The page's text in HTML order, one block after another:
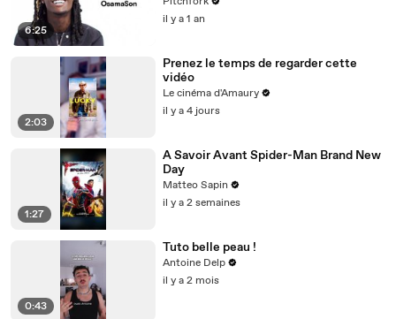
6:25
il y a 1 an
2:03
Prenez le temps de regarder cette
vidéo
Le cinéma d'Amaury
il y a 4 jours
1:27
A Savoir Avant Spider-Man Brand New
Day
Matteo Sapin
il y a 2 semaines
0:43
Tuto belle peau !
Antoine Delp
il y a 2 mois